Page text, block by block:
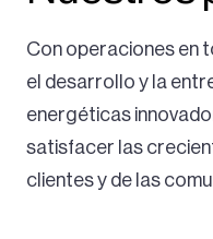
Con operaciones en
el desarrollo y la
energéticas
satisfacer las
clientes y de las